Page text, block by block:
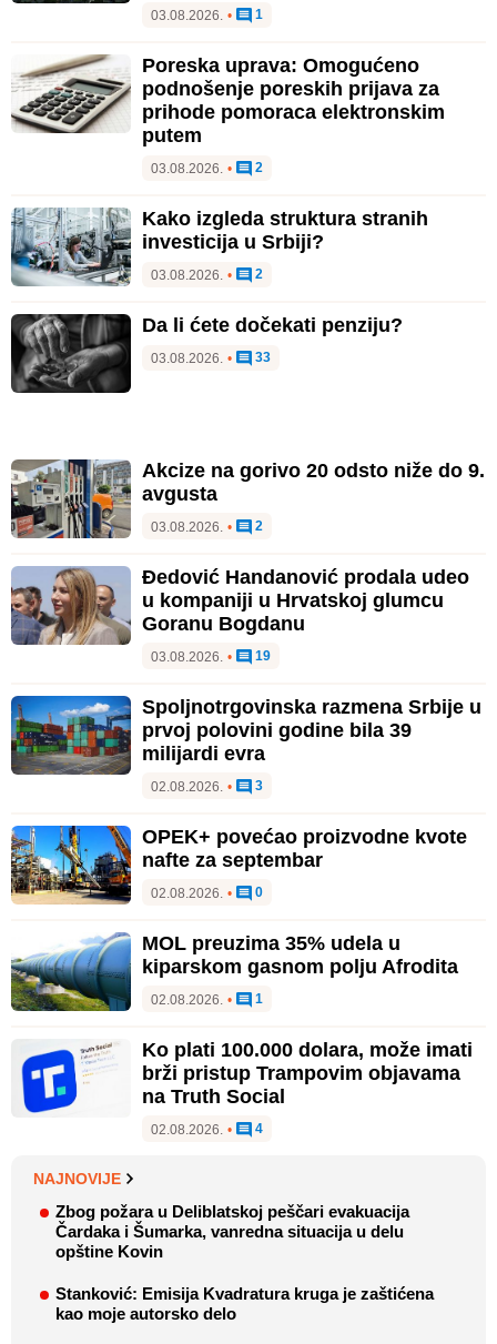
03.08.2026. • 1
Poreska uprava: Omogućeno
podnošenje poreskih prijava za
prihode pomoraca elektronskim
putem
03.08.2026. • 2
Kako izgleda struktura stranih
investicija u Srbiji?
03.08.2026. • 2
Da li ćete dočekati penziju?
03.08.2026. • 33
Akcize na gorivo 20 odsto niže do 9.
avgusta
03.08.2026. • 2
Đedović Handanović prodala udeo
u kompaniji u Hrvatskoj glumcu
Goranu Bogdanu
03.08.2026. • 19
Spoljnotrgovinska razmena Srbije u
prvoj polovini godine bila 39
milijardi evra
02.08.2026. • 3
OPEK+ povećao proizvodne kvote
nafte za septembar
02.08.2026. • 0
MOL preuzima 35% udela u
kiparskom gasnom polju Afrodita
02.08.2026. • 1
Ko plati 100.000 dolara, može imati
brži pristup Trampovim objavama
na Truth Social
02.08.2026. • 4
NAJNOVIJE
Zbog požara u Deliblatskoj peščari evakuacija
Čardaka i Šumarka, vanredna situacija u delu
opštine Kovin
Stanković: Emisija Kvadratura kruga je zaštićena
kao moje autorsko delo